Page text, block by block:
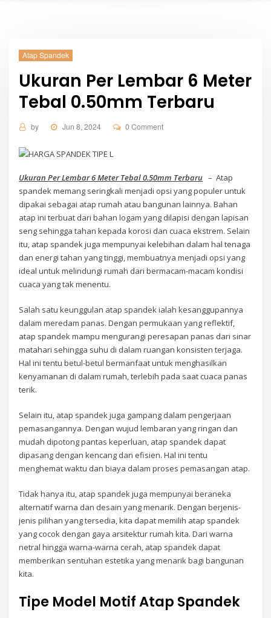
Atap Spandek
Ukuran Per Lembar 6 Meter
Tebal 0.50mm Terbaru
by Jun 8, 2024 0 Comment
Ukuran Per Lembar 6 Meter Tebal 0.50mm Terbaru – Atap
spandek memang seringkali menjadi opsi yang populer untuk
dipakai sebagai atap rumah atau bangunan lainnya. Bahan
atap ini terbuat dari bahan logam yang dilapisi dengan lapisan
seng sehingga tahan kepada korosi dan cuaca ekstrem. Selain
itu, atap spandek juga mempunyai kelebihan dalam hal tenaga
dan energi tahan yang tinggi, membuatnya menjadi opsi yang
ideal untuk melindungi rumah dari bermacam-macam kondisi
cuaca yang tak menentu.
Salah satu keunggulan atap spandek ialah kesanggupannya
dalam meredam panas. Dengan permukaan yang reflektif,
atap spandek mampu mengurangi peresapan panas dari sinar
matahari sehingga suhu di dalam ruangan konsisten terjaga.
Hal ini tentu betul-betul bermanfaat untuk menghasilkan
kenyamanan di dalam rumah, terlebih pada saat cuaca panas
terik.
Selain itu, atap spandek juga gampang dalam pengerjaan
pemasangannya. Dengan wujud lembaran yang ringan dan
mudah dipotong pantas keperluan, atap spandek dapat
dipasang dengan kencang dan efisien. Hal ini tentu
menghemat waktu dan biaya dalam proses pemasangan atap.
Tidak hanya itu, atap spandek juga mempunyai beraneka
alternatif warna dan desain yang menarik. Dengan berjenis-
jenis pilihan yang tersedia, kita dapat memilih atap spandek
yang cocok dengan gaya arsitektur rumah kita. Dari warna
netral hingga warna-warna cerah, atap spandek dapat
memberikan sentuhan estetika yang menarik bagi bangunan
kita.
Tipe Model Motif Atap Spandek